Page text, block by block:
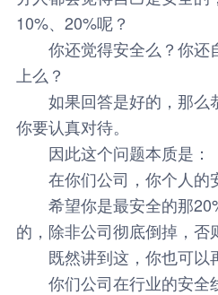
10%、20%呢？
你还觉得安全么？你还
上么？
如果回答是好的，那么
你要认真对待。
因此这个问题本质是：
在你们公司，你个人的
希望你是最安全的那
的，除非公司彻底倒掉，否
既然讲到这，你也可以
你们公司在行业的安全